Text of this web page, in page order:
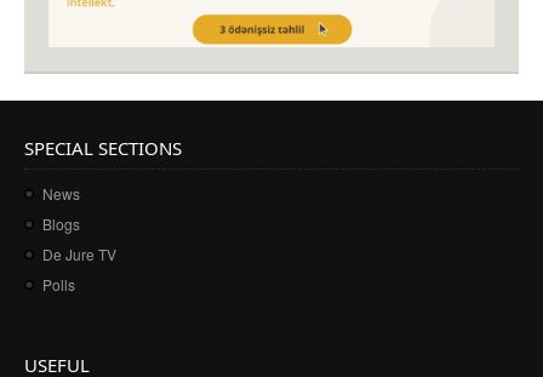
SPECIAL SECTIONS
News
Blogs
De Jure TV
Polls
USEFUL